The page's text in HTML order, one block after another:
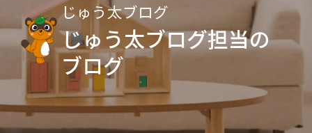
じゅう太ブログ
じゅう太ブログ担当の
ブログ